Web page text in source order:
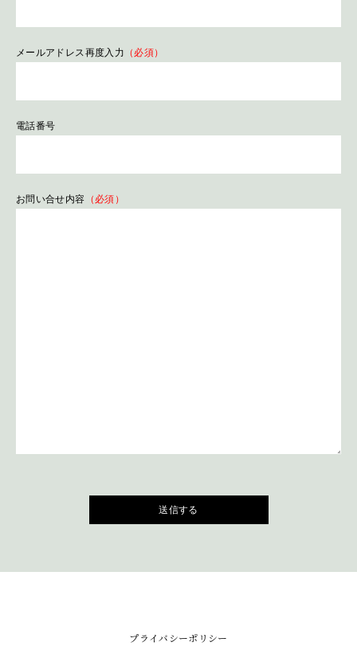
メールアドレス再度入力 （必須）
電話番号
お問い合せ内容 （必須）
プライバシーポリシー